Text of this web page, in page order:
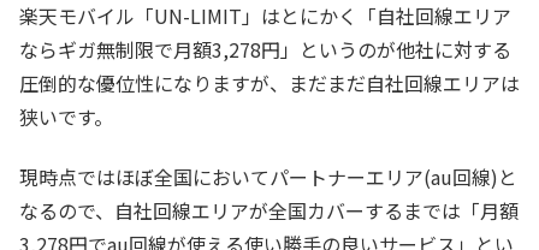
楽天モバイル「UN-LIMIT」はとにかく「自社回線エリア
ならギガ無制限で月額3,278円」というのが他社に対する
圧倒的な優位性になりますが、まだまだ自社回線エリアは
狭いです。
現時点ではほぼ全国においてパートナーエリア(au回線)と
なるので、自社回線エリアが全国カバーするまでは「月額